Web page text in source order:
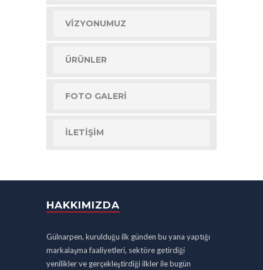
VIZYONUMUZ
ÜRÜNLER
FOTO GALERI
İLETIŞIM
HAKKIMIZDA
Gülnarpen, kurulduğu ilk günden bu yana yaptığı
markalaşma faaliyetleri, sektöre getirdiği
yenilikler ve gerçekleştirdiği ilkler ile bugün